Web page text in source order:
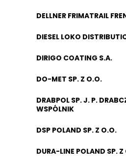
DELLNER FRIMATRAIL
DIESEL LOKO
DIRIGO COATING S.A.
DO-MET SP. Z O.O.
DRABPOL SP. J. P.
WSPÓLNIK
DSP POLAND SP. Z O.O.
DURA-LINE POLAND SP. Z